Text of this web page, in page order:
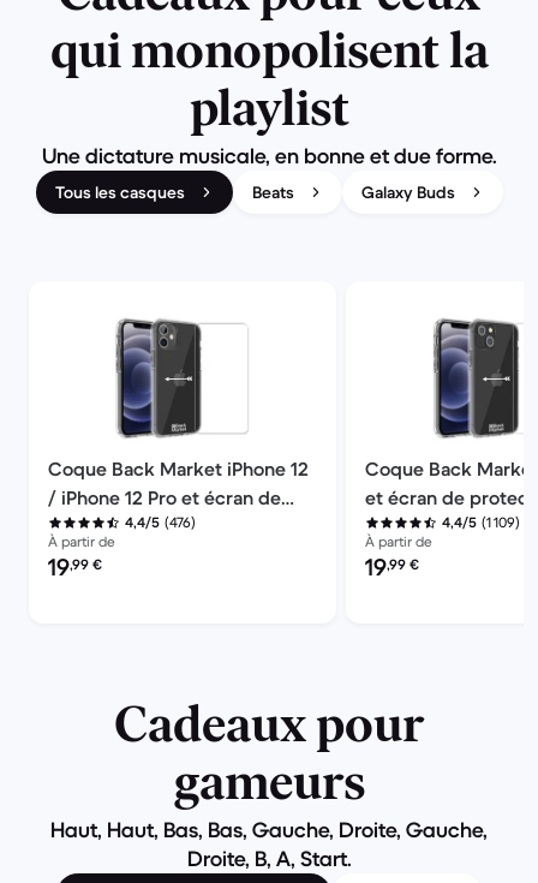
qui monopolisent la
playlist
Une dictature musicale, en bonne et due forme.
Tous les casques Beats Galaxy Buds
Coque Back Market iPhone 12
/ iPhone 12 Pro et écran de
protection - Plastique recyclé
- Transparent
4,4/5 (476)
À partir de
Prix reconditionné :
19,99 €
Coque Back
et écran de
Plastique recyclé -
Transparent
4,4/5 (1 109)
À partir de
Prix reconditionné :
19,99 €
Cadeaux pour
gameurs
Haut, Haut, Bas, Bas, Gauche, Droite, Gauche,
Droite, B, A, Start.